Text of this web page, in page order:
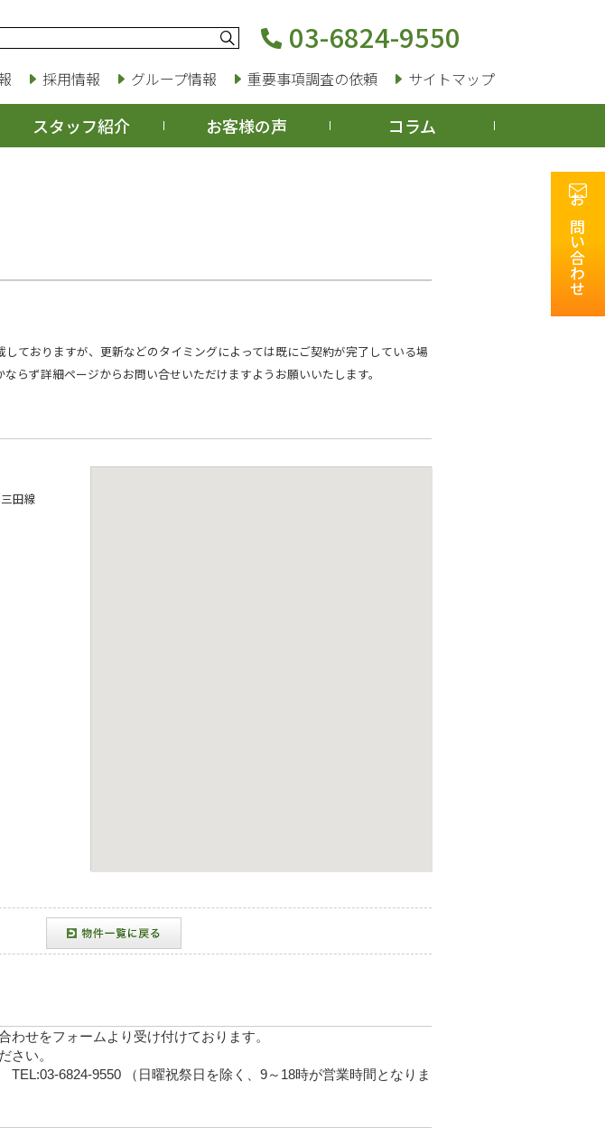
03-6824-9550
採用情報 グループ情報 重要事項調査の依頼 サイトマップ
お問い合わせ
スタッフ紹介 お客様の声 コラム
ておりますが、更新などのタイミングによっては既にご契約が完了している場
らず詳細ページからお問い合せいただけますようお願いいたします。
田線